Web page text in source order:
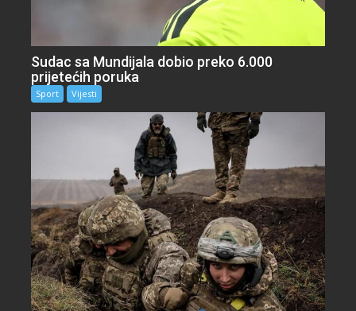
Sudac sa Mundijala dobio preko 6.000
prijetećih poruka
Sport Vijesti